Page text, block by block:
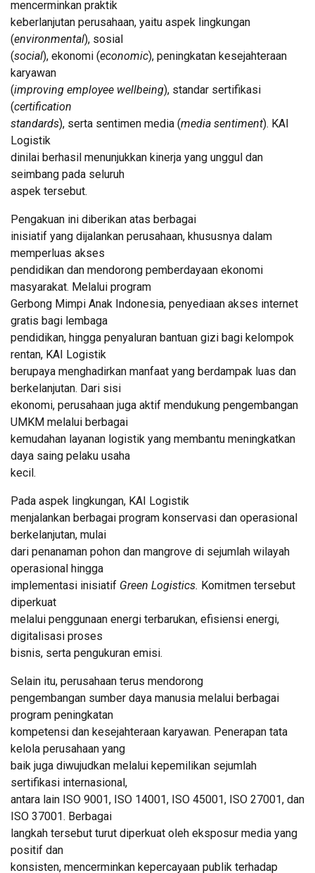
mencerminkan praktik
keberlanjutan perusahaan, yaitu aspek lingkungan
(environmental), sosial
(social), ekonomi (economic), peningkatan kesejahteraan
karyawan
(improving employee wellbeing), standar sertifikasi
(certification
standards), serta sentimen media (media sentiment). KAI
Logistik
dinilai berhasil menunjukkan kinerja yang unggul dan
seimbang pada seluruh
aspek tersebut.
Pengakuan ini diberikan atas berbagai
inisiatif yang dijalankan perusahaan, khususnya dalam
memperluas akses
pendidikan dan mendorong pemberdayaan ekonomi
masyarakat. Melalui program
Gerbong Mimpi Anak Indonesia, penyediaan akses internet
gratis bagi lembaga
pendidikan, hingga penyaluran bantuan gizi bagi kelompok
rentan, KAI Logistik
berupaya menghadirkan manfaat yang berdampak luas dan
berkelanjutan. Dari sisi
ekonomi, perusahaan juga aktif mendukung pengembangan
UMKM melalui berbagai
kemudahan layanan logistik yang membantu meningkatkan
daya saing pelaku usaha
kecil.
Pada aspek lingkungan, KAI Logistik
menjalankan berbagai program konservasi dan operasional
berkelanjutan, mulai
dari penanaman pohon dan mangrove di sejumlah wilayah
operasional hingga
implementasi inisiatif Green Logistics. Komitmen tersebut
diperkuat
melalui penggunaan energi terbarukan, efisiensi energi,
digitalisasi proses
bisnis, serta pengukuran emisi.
Selain itu, perusahaan terus mendorong
pengembangan sumber daya manusia melalui berbagai
program peningkatan
kompetensi dan kesejahteraan karyawan. Penerapan tata
kelola perusahaan yang
baik juga diwujudkan melalui kepemilikan sejumlah
sertifikasi internasional,
antara lain ISO 9001, ISO 14001, ISO 45001, ISO 27001, dan
ISO 37001. Berbagai
langkah tersebut turut diperkuat oleh eksposur media yang
positif dan
konsisten, mencerminkan kepercayaan publik terhadap